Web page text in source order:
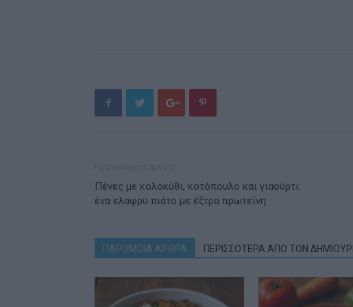
Πένες με κολοκύθι, κοτόπουλο και γιαούρτι:
ένα ελαφρύ πιάτο με έξτρα πρωτεΐνη
ΠΑΡΟΜΟΙΑ ΑΡΘΡΑ ΠΕΡΙΣΣΟΤΕΡΑ ΑΠΟ ΤΟΝ